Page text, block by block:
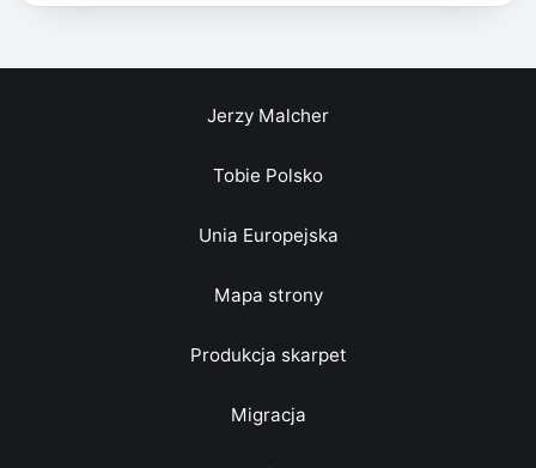
Jerzy Malcher
Tobie Polsko
Unia Europejska
Mapa strony
Produkcja skarpet
Migracja